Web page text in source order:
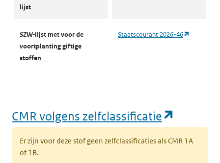
lijst
SZW-lijst met voor de
voortplanting giftige
stoffen
Staatscourant 2026-46
CMR volgens zelfclassificatie
Er zijn voor deze stof geen zelfclassificaties als CMR 1A
of 1B.